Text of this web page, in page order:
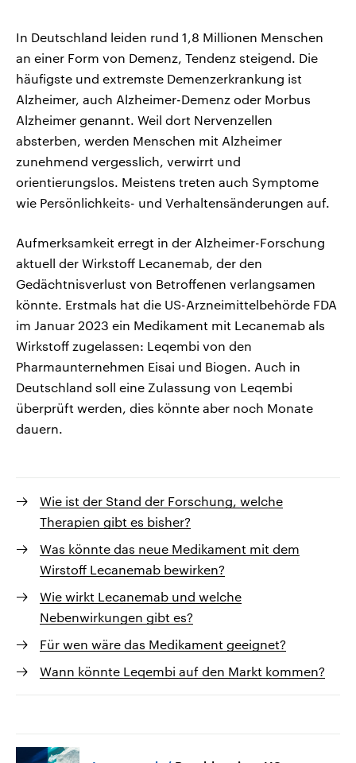
In Deutschland leiden rund 1,8 Millionen Menschen
an einer Form von Demenz, Tendenz steigend. Die
häufigste und extremste Demenzerkrankung ist
Alzheimer, auch Alzheimer-Demenz oder Morbus
Alzheimer genannt. Weil dort Nervenzellen
absterben, werden Menschen mit Alzheimer
zunehmend vergesslich, verwirrt und
orientierungslos. Meistens treten auch Symptome
wie Persönlichkeits- und Verhaltensänderungen auf.
Aufmerksamkeit erregt in der Alzheimer-Forschung
aktuell der Wirkstoff Lecanemab, der den
Gedächtnisverlust von Betroffenen verlangsamen
könnte. Erstmals hat die US-Arzneimittelbehörde FDA
im Januar 2023 ein Medikament mit Lecanemab als
Wirkstoff zugelassen: Leqembi von den
Pharmaunternehmen Eisai und Biogen. Auch in
Deutschland soll eine Zulassung von Leqembi
überprüft werden, dies könnte aber noch Monate
dauern.
Wie ist der Stand der Forschung, welche
Therapien gibt es bisher?
Was könnte das neue Medikament mit dem
Wirstoff Lecanemab bewirken?
Wie wirkt Lecanemab und welche
Nebenwirkungen gibt es?
Für wen wäre das Medikament geeignet?
Wann könnte Leqembi auf den Markt kommen?